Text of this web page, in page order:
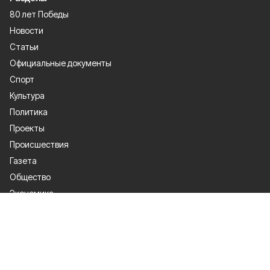
80 лет Победы
Новости
Статьи
Официальные документы
Спорт
Культура
Политика
Проекты
Происшествия
Газета
Общество
Экономика